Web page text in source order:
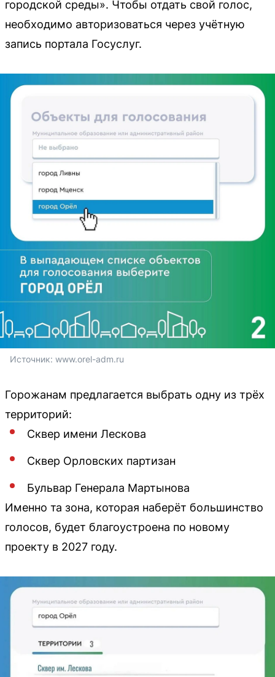
городской среды». Чтобы отдать свой голос,
необходимо авторизоваться через учётную
запись портала Госуслуг.
Источник: www.orel-adm.ru
Горожанам предлагается выбрать одну из трёх
территорий:
Сквер имени Лескова
Сквер Орловских партизан
Бульвар Генерала Мартынова
Именно та зона, которая наберёт большинство
голосов, будет благоустроена по новому
проекту в 2027 году.